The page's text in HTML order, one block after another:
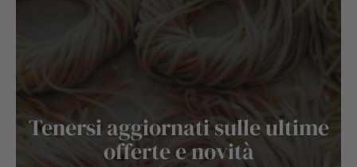
Tenersi aggiornati sulle ultime
offerte e novità